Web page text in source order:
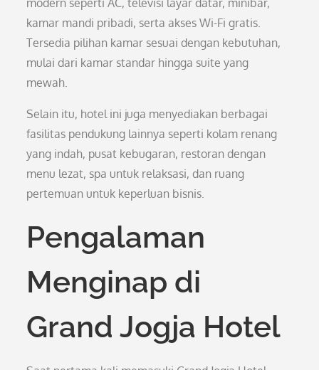
modern seperti AC, televisi layar datar, minibar,
kamar mandi pribadi, serta akses Wi-Fi gratis.
Tersedia pilihan kamar sesuai dengan kebutuhan,
mulai dari kamar standar hingga suite yang
mewah.
Selain itu, hotel ini juga menyediakan berbagai
fasilitas pendukung lainnya seperti kolam renang
yang indah, pusat kebugaran, restoran dengan
menu lezat, spa untuk relaksasi, dan ruang
pertemuan untuk keperluan bisnis.
Pengalaman
Menginap di
Grand Jogja Hotel